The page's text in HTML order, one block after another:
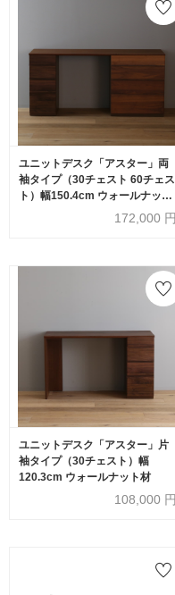
ユニットデスク「アスター」両
袖タイプ（30チェスト 60チェス
ト）幅150.4cm ウォールナット
172,000 円
ユニットデスク「アスター」片
袖タイプ（30チェスト）幅
120.3cm ウォールナット材
108,000 円